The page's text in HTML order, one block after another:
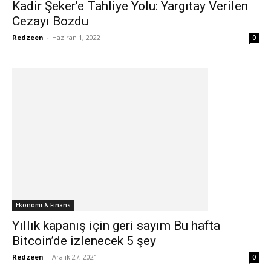
Kadir Şeker’e Tahliye Yolu: Yargıtay Verilen
Cezayı Bozdu
Redzeen - Haziran 1, 2022 0
Ekonomi & Finans
Yıllık kapanış için geri sayım Bu hafta
Bitcoin’de izlenecek 5 şey
Redzeen - Aralık 27, 2021 0